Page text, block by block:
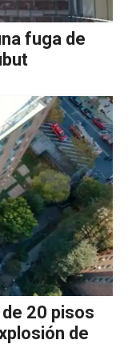
fuga de
20 pisos
de